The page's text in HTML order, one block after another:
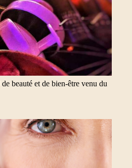
beauté et de bien-être venu du